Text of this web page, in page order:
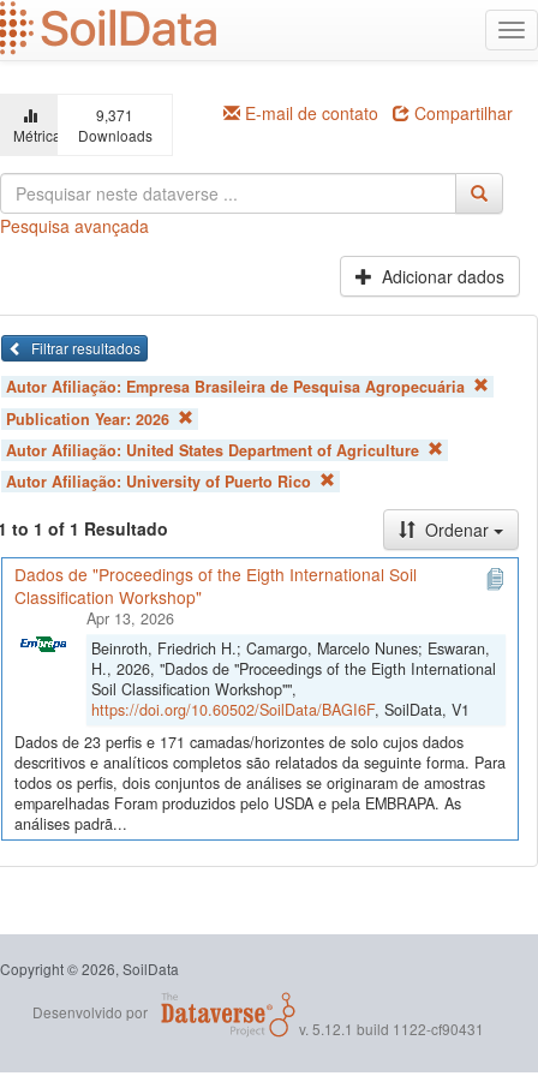
Ir
para
o
principal
Métricas
9,371
Downloads
E-mail de contato Compartilhar
Pesquisa avançada
Adicionar dados
Filtrar resultados
Autor Afiliação: Empresa Brasileira de Pesquisa Agropecuária
Publication Year: 2026
Autor Afiliação: United States Department of Agriculture
Autor Afiliação: University of Puerto Rico
to 1 of 1 Resultado
Ordenar
Dados de "Proceedings of the Eigth International Soil
Classification Workshop"
Apr 13, 2026
Beinroth, Friedrich H.; Camargo, Marcelo Nunes; Eswaran,
H., 2026, "Dados de "Proceedings of the Eigth International
Soil Classification Workshop"",
https://doi.org/10.60502/SoilData/BAGI6F, SoilData, V1
Dados de 23 perfis e 171 camadas/horizontes de solo cujos dados
descritivos e analíticos completos são relatados da seguinte forma. Para
todos os perfis, dois conjuntos de análises se originaram de amostras
emparelhadas Foram produzidos pelo USDA e pela EMBRAPA. As
análises padrã...
Copyright © 2026, SoilData
Desenvolvido por
v. 5.12.1 build 1122-cf90431